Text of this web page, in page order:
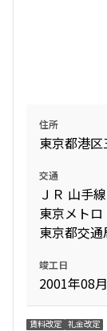
住所
東京都港
交通
ＪＲ 山手
東京メト
東京都交
竣工日
2001年08
賃料改定 礼金改定